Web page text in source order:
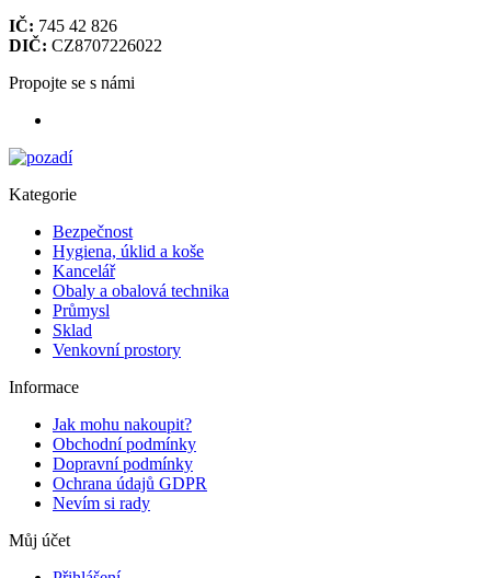
IČ: 745 42 826
DIČ: CZ8707226022
Propojte se s námi
Kategorie
Bezpečnost
Hygiena, úklid a koše
Kancelář
Obaly a obalová technika
Průmysl
Sklad
Venkovní prostory
Informace
Jak mohu nakoupit?
Obchodní podmínky
Dopravní podmínky
Ochrana údajů GDPR
Nevím si rady
Můj účet